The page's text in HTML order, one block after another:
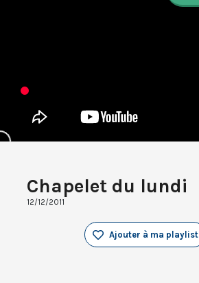
Chapelet du lundi
12/12/2011
Ajouter à ma playlist